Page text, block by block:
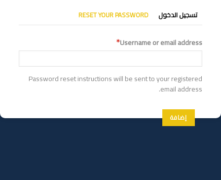
التبويبات
الأساسية
تسجيل الدخول RESET YOUR PASSWORD
Username or email address
Password reset instructions will be sent to your registered
email address.